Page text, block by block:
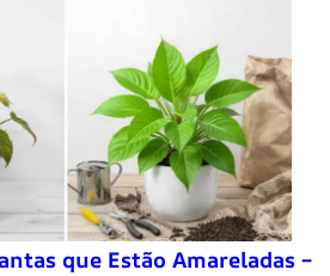
que Estão Amareladas –